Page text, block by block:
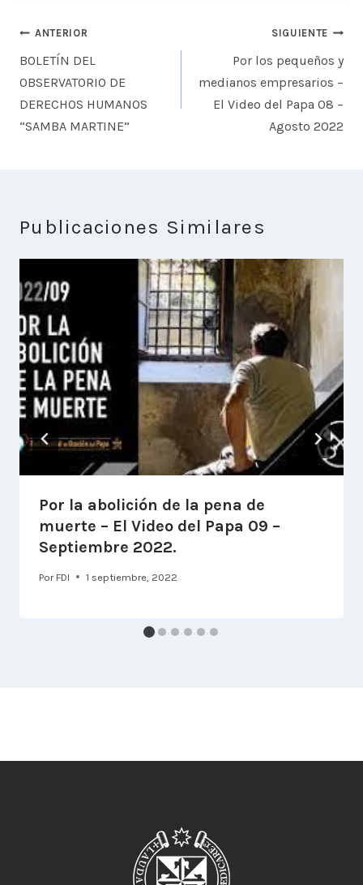
Navegación
de
entradas
ANTERIOR
BOLETÍN DEL
OBSERVATORIO DE
DERECHOS HUMANOS
“SAMBA MARTINE”
SIGUIENTE
Por los pequeños y
medianos empresarios –
El Video del Papa 08 –
Agosto 2022
Publicaciones Similares
Por la abolición de la pena de
muerte – El Video del Papa 09 –
Septiembre 2022.
Por FDI 1 septiembre, 2022